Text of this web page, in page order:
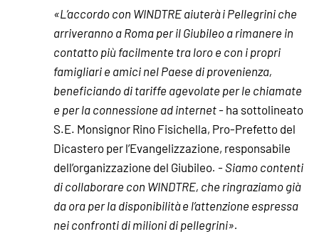
«L’accordo con WINDTRE aiuterà i Pellegrini che
arriveranno a Roma per il Giubileo a rimanere in
contatto più facilmente tra loro e con i propri
famigliari e amici nel Paese di provenienza,
beneficiando di tariffe agevolate per le chiamate
e per la connessione ad internet -ha sottolineato
S.E. Monsignor Rino Fisichella, Pro-Prefetto del
Dicastero per l’Evangelizzazione, responsabile
dell’organizzazione del Giubileo. - Siamo contenti
di collaborare con WINDTRE, che ringraziamo già
da ora per la disponibilità e l’attenzione espressa
nei confronti di milioni di pellegrini».